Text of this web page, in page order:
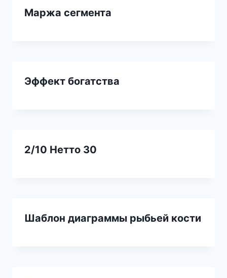
Маржа сегмента
Эффект богатства
2/10 Нетто 30
Шаблон диаграммы рыбьей кости